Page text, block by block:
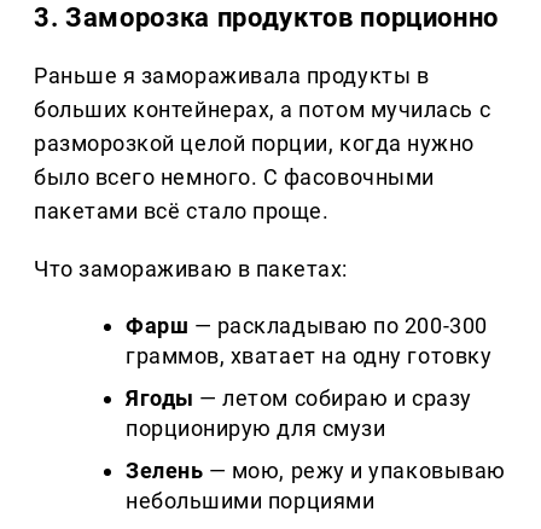
3. Заморозка продуктов порционно
Раньше я замораживала продукты в
больших контейнерах, а потом мучилась с
разморозкой целой порции, когда нужно
было всего немного. С фасовочными
пакетами всё стало проще.
Что замораживаю в пакетах:
Фарш — раскладываю по 200-300
граммов, хватает на одну готовку
Ягоды — летом собираю и сразу
порционирую для смузи
Зелень — мою, режу и упаковываю
небольшими порциями